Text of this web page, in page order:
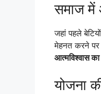
समाज में
जहां पहले
मेहनत करने पर
आत्मविश्वास
योजना